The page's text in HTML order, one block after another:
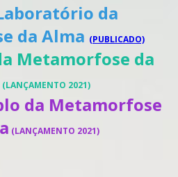
da
da Alma (PUBLICADO)
Metamorfose da
(LANÇAMENTO 2021)
da Metamorfose
(LANÇAMENTO 2021)